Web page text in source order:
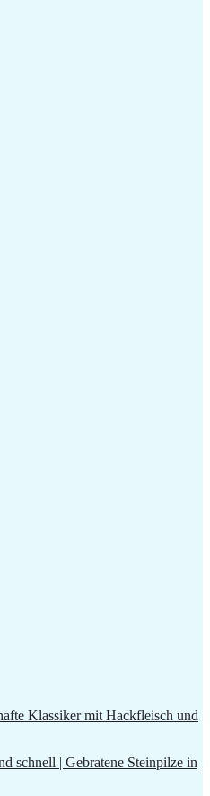
Klassiker mit Hackfleisch und
schnell | Gebratene Steinpilze in